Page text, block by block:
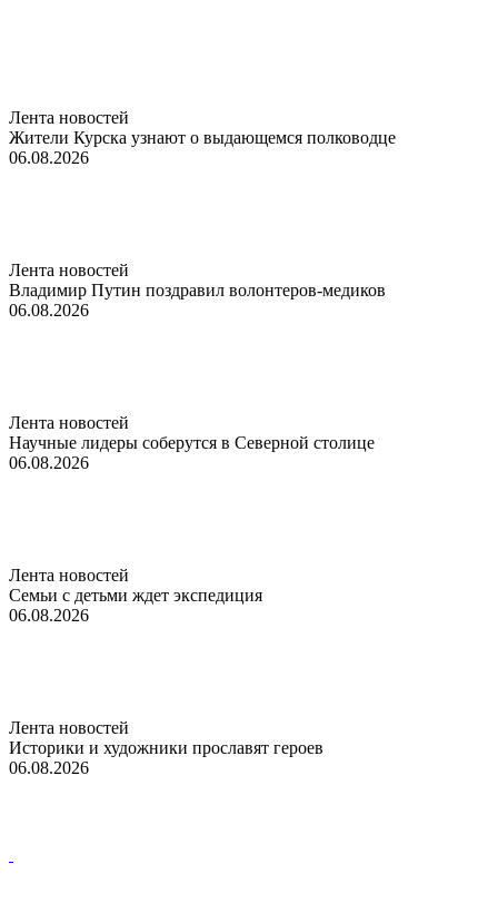
Лента новостей
Жители Курска узнают о выдающемся полководце
06.08.2026
Лента новостей
Владимир Путин поздравил волонтеров-медиков
06.08.2026
Лента новостей
Научные лидеры соберутся в Северной столице
06.08.2026
Лента новостей
Семьи с детьми ждет экспедиция
06.08.2026
Лента новостей
Историки и художники прославят героев
06.08.2026